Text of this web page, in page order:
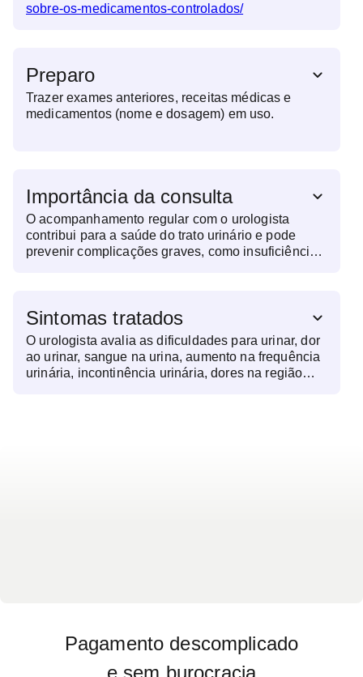
sobre-os-medicamentos-controlados/
Preparo
Trazer exames anteriores, receitas médicas e
medicamentos (nome e dosagem) em uso.
Importância da consulta
O acompanhamento regular com o urologista
contribui para a saúde do trato urinário e pode
prevenir complicações graves, como insuficiência
Sintomas tratados
O urologista avalia as dificuldades para urinar, dor
ao urinar, sangue na urina, aumento na frequência
urinária, incontinência urinária, dores na região
Pagamento descomplicado
e sem burocracia